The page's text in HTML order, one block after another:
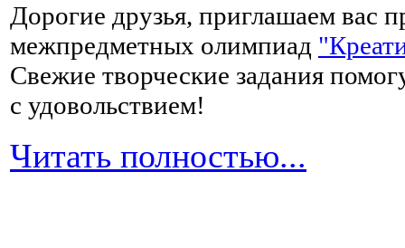
Дорогие друзья, приглашаем вас
межпредметных олимпиад
Свежие творческие задания
с удовольствием!
Читать полностью...